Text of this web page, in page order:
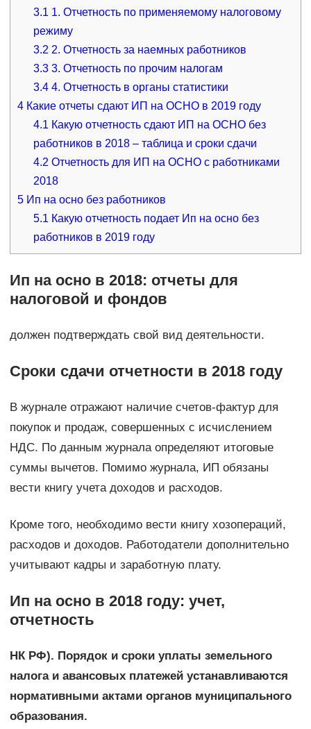
3.1 1. Отчетность по применяемому налоговому
режиму
3.2 2. Отчетность за наемных работников
3.3 3. Отчетность по прочим налогам
3.4 4. Отчетность в органы статистики
4Какие отчеты сдают ИП на ОСНО в 2019 году
4.1 Какую отчетность сдают ИП на ОСНО без
работников в 2018 – таблица и сроки сдачи
4.2 Отчетность для ИП на ОСНО с работниками
2018
5Ип на осно без работников
5.1 Какую отчетность подает Ип на осно без
работников в 2019 году
Ип на осно в 2018: отчеты для
налоговой и фондов
должен подтверждать свой вид деятельности.
Сроки сдачи отчетности в 2018 году
В журнале отражают наличие счетов-фактур для
покупок и продаж, совершенных с исчислением
НДС. По данным журнала определяют итоговые
суммы вычетов. Помимо журнала, ИП обязаны
вести книгу учета доходов и расходов.
Кроме того, необходимо вести книгу хозопераций,
расходов и доходов. Работодатели дополнительно
учитывают кадры и заработную плату.
Ип на осно в 2018 году: учет,
отчетность
НК РФ). Порядок и сроки уплаты земельного
налога и авансовых платежей устанавливаются
нормативными актами органов муниципального
образования.